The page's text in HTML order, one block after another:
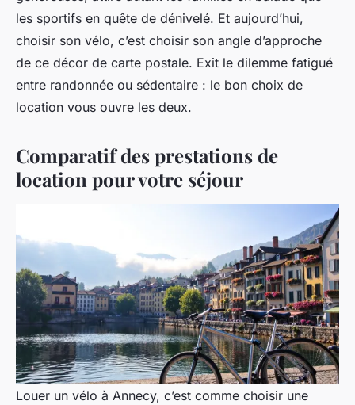
les sportifs en quête de dénivelé. Et aujourd’hui,
choisir son vélo, c’est choisir son angle d’approche
de ce décor de carte postale. Exit le dilemme fatigué
entre randonnée ou sédentaire : le bon choix de
location vous ouvre les deux.
Comparatif des prestations de
location pour votre séjour
Louer un vélo à Annecy, c’est comme choisir une